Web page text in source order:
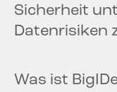
Sicherheit
Datenrisiken
Was ist